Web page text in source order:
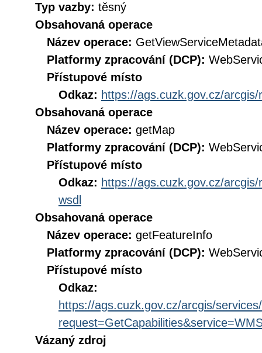
Typ vazby: těsný
Obsahovaná operace
Název operace:
Platformy zpracování (DCP):
Přístupové místo
Odkaz: https://ags.cuzk.gov.cz/
Obsahovaná operace
Název operace: getMap
Platformy zpracování (DCP):
Přístupové místo
Odkaz: https://ags.cuzk.gov.cz/
wsdl
Obsahovaná operace
Název operace: getFeatureInfo
Platformy zpracování (DCP):
Přístupové místo
Odkaz:
https://ags.cuzk.gov.cz/arcgis/
Vázaný zdroj